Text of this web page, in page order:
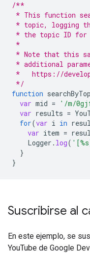
/**
* This function
* topic, logging
* the topic ID for
*
* Note that this
* additional
*   https://
*/
function
var mid = '/m/
var results =
for(var i in
var item =
Logger . log(
}
}
Suscribirse al
En este ejemplo, se
YouTube de Google